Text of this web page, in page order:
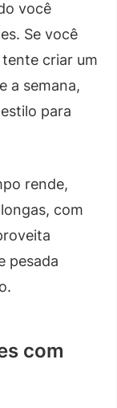
você
Se você
criar um
a semana,
para
rende,
com
pesada
com